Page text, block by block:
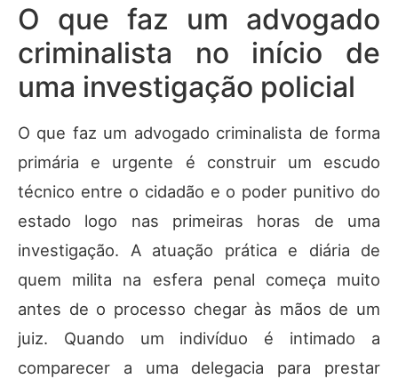
O que faz um advogado
criminalista no início de
uma investigação policial
O que faz um advogado criminalista de forma
primária e urgente é construir um escudo
técnico entre o cidadão e o poder punitivo do
estado logo nas primeiras horas de uma
investigação. A atuação prática e diária de
quem milita na esfera penal começa muito
antes de o processo chegar às mãos de um
juiz. Quando um indivíduo é intimado a
comparecer a uma delegacia para prestar